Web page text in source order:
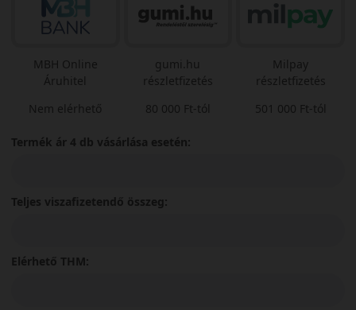
MBH Online
Áruhitel
Nem elérhető
gumi.hu
részletfizetés
80 000 Ft-tól
Milpay
részletfizetés
501 000 Ft-tól
Termék ár 4 db vásárlása esetén:
Teljes viszafizetendő összeg:
Elérhető THM: